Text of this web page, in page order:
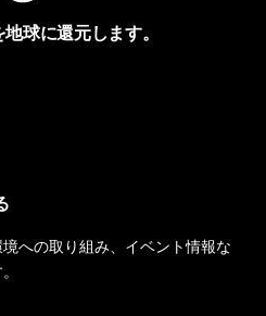
球に還元します。
への取り組み、イベント情報な